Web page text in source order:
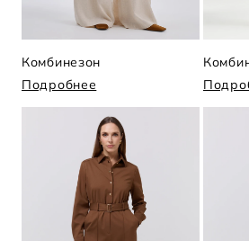
Комбинезон
Подробнее